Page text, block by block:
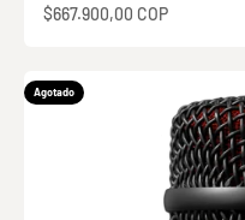
Precio de oferta
$667.900,00 COP
Agotado